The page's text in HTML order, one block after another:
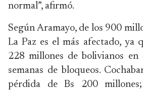
normal”, afirmó.
Según Aramayo, de los 900
La Paz es el más afectado, ya
228 millones de bolivianos en
semanas de bloqueos.
pérdida de Bs 200